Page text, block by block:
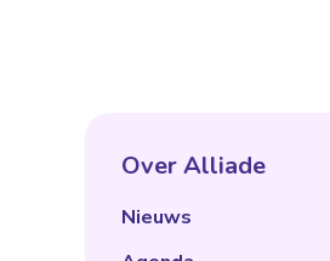
Over Alliade
Nieuws